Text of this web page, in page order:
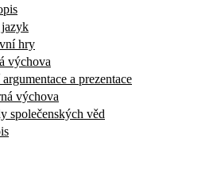
hry
výchova
a prezentace
výchova
společenských věd